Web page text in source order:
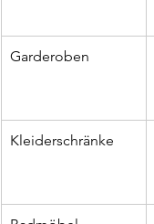
Garderoben
Kleiderschränke